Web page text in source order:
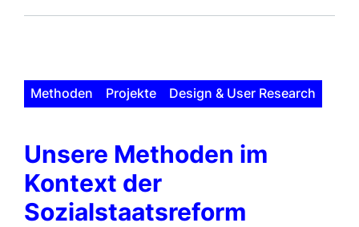
Methoden Projekte Design & User Research
Unsere Methoden im
Kontext der
Sozialstaatsreform